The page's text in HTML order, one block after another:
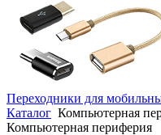
Переходники для
Каталог Компьютерная
Компьютерная периферия